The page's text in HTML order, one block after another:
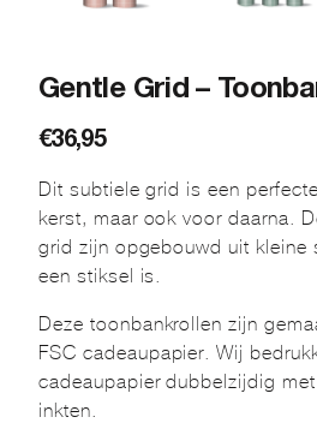
Gentle Grid –
€36,95
Dit subtiele grid is een
kerst, maar ook voor daarna.
grid zijn opgebouwd uit kleine
een stiksel is.
Deze toonbankrollen zijn
FSC cadeaupapier. Wij
cadeaupapier dubbelzijdig
inkten.